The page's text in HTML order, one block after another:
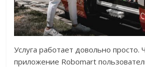
Услуга работает довольно просто.
приложение Robomart